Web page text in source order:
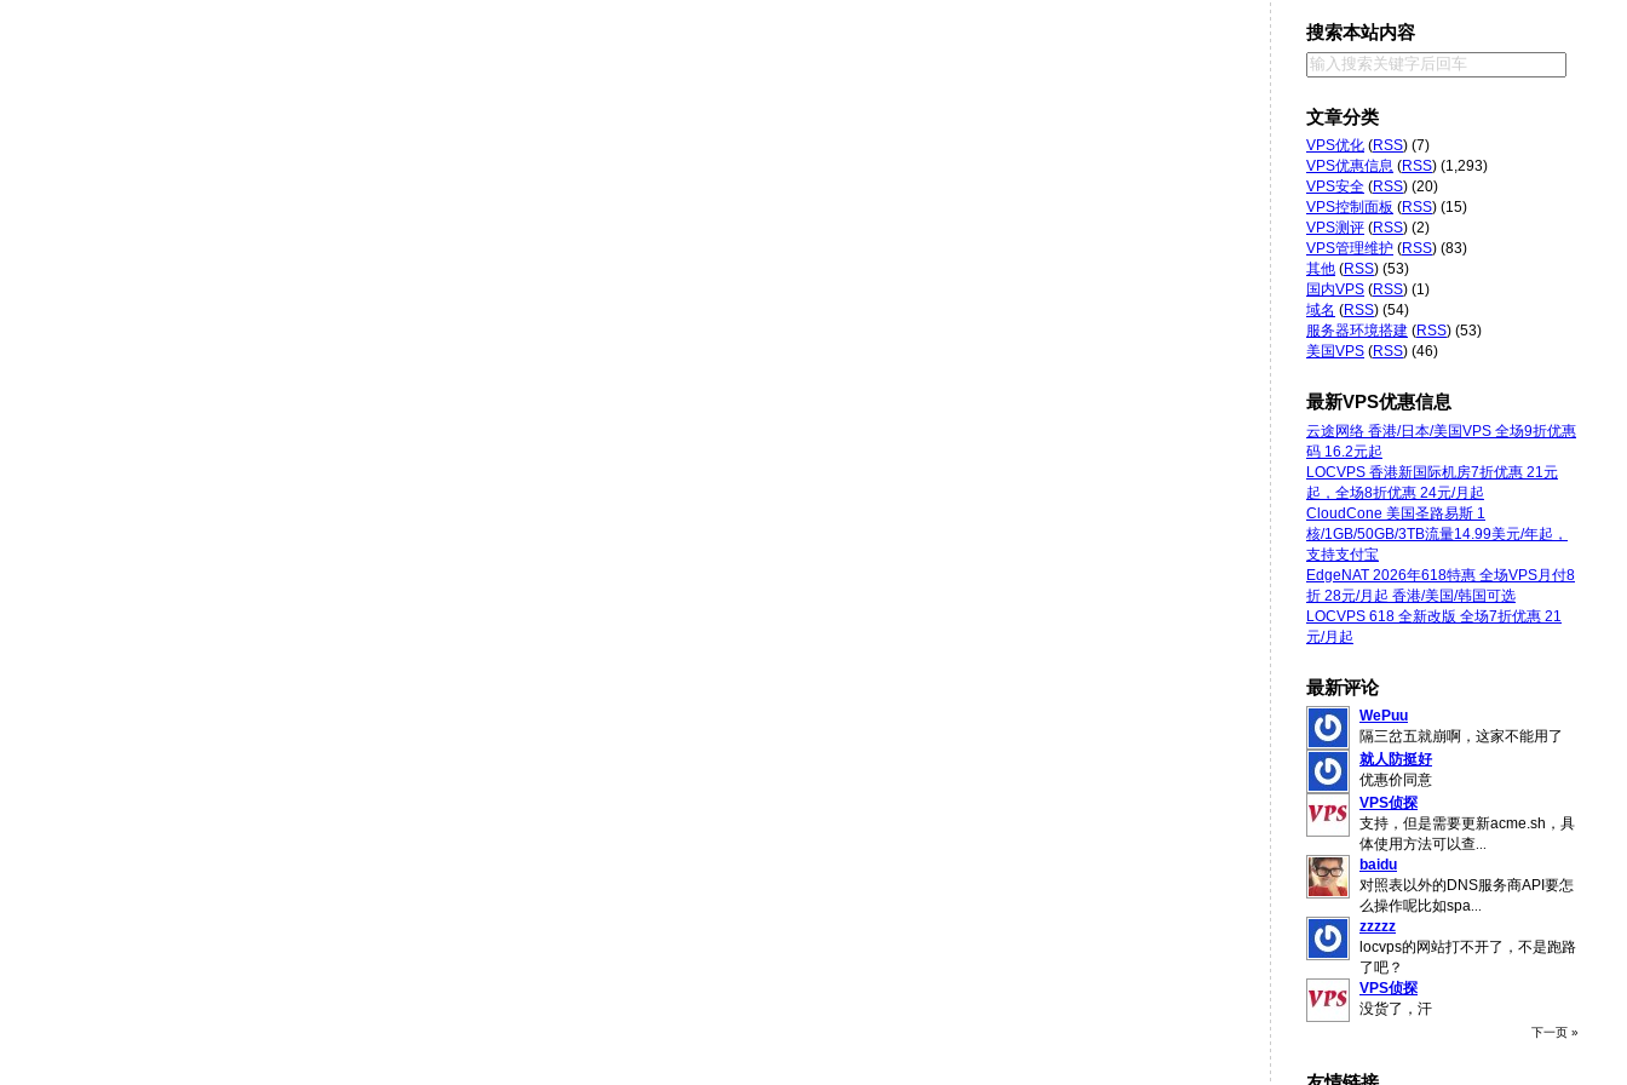
搜索本站内容
文章分类
VPS优化 (RSS) (7)
VPS优惠信息 (RSS) (1,293)
VPS安全 (RSS) (20)
VPS控制面板 (RSS) (15)
VPS测评 (RSS) (2)
VPS管理维护 (RSS) (83)
其他 (RSS) (53)
国内VPS (RSS) (1)
域名 (RSS) (54)
服务器环境搭建 (RSS) (53)
美国VPS (RSS) (46)
最新VPS优惠信息
云途网络 香港/日本/美国VPS 全场9折优惠
码 16.2元起
LOCVPS 香港新国际机房7折优惠 21元
起，全场8折优惠 24元/月起
CloudCone 美国圣路易斯 1
核/1GB/50GB/3TB流量14.99美元/年起，
支持支付宝
EdgeNAT 2026年618特惠 全场VPS月付8
折 28元/月起 香港/美国/韩国可选
LOCVPS 618 全新改版 全场7折优惠 21
元/月起
最新评论
WePuu
隔三岔五就崩啊，这家不能用了
就人防挺好
优惠价同意
VPS侦探
支持，但是需要更新acme.sh，具
体使用方法可以查
baidu
对照表以外的DNS服务商API要怎
么操作呢比如spa
zzzzz
locvps的网站打不开了，不是跑路
了吧？
VPS侦探
没货了，汗
下一页 »